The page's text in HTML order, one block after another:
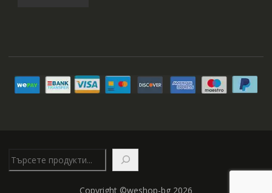
Copyright ©weshop-bg 2026